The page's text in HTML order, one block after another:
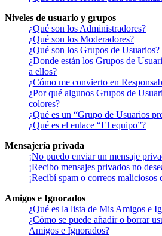
Niveles de usuario y grupos
¿Qué son los Administradores?
¿Qué son los Moderadores?
¿Qué son los Grupos de Usuarios?
¿Donde están los Grupos de
a ellos?
¿Cómo me convierto en
¿Por qué algunos Grupos de
colores?
¿Qué es un “Grupo de Usuarios
¿Qué es el enlace “El equipo”?
Mensajería privada
¡No puedo enviar un mensaje
¡Recibo mensajes privados no
¡Recibí spam o correos maliciosos
Amigos e Ignorados
¿Qué es la lista de Mis Amigos e
¿Cómo se puede añadir o borrar
Amigos e Ignorados?